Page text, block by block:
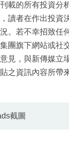
載的所有投資分
讀者在作出投資
。若不幸招致任
團旗下網站或社
見，與新傳媒立
之資訊內容所帶
截圖